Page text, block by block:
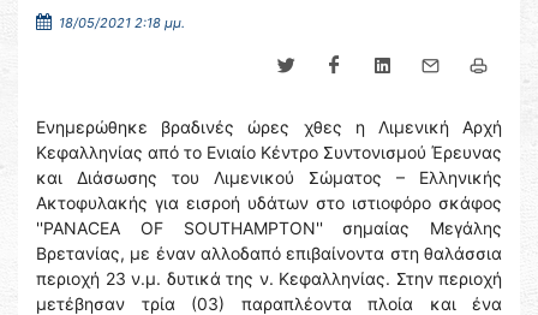
18/05/2021 2:18 μμ.
Ενημερώθηκε βραδινές ώρες χθες η Λιμενική Αρχή
Κεφαλληνίας από το Ενιαίο Κέντρο Συντονισμού Έρευνας
και Διάσωσης του Λιμενικού Σώματος – Ελληνικής
Ακτοφυλακής για εισροή υδάτων στο ιστιοφόρο σκάφος
''PANACEA OF SOUTHAMPTON'' σημαίας Μεγάλης
Βρετανίας, με έναν αλλοδαπό επιβαίνοντα στη θαλάσσια
περιοχή 23 ν.μ. δυτικά της ν. Κεφαλληνίας. Στην περιοχή
μετέβησαν τρία (03) παραπλέοντα πλοία και ένα